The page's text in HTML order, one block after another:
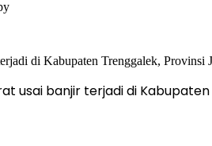
banjir terjadi di